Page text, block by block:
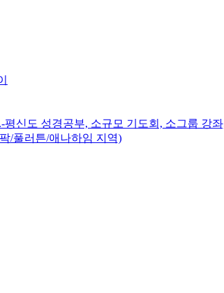
신도 성경공부, 소규모 기도회, 소그룹 강
/풀러튼/애나하임 지역)